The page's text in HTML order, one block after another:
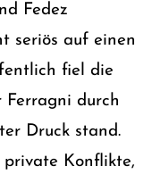
Fedez
seriös auf einen
fiel die
Ferragni durch
Druck stand.
Konflikte,